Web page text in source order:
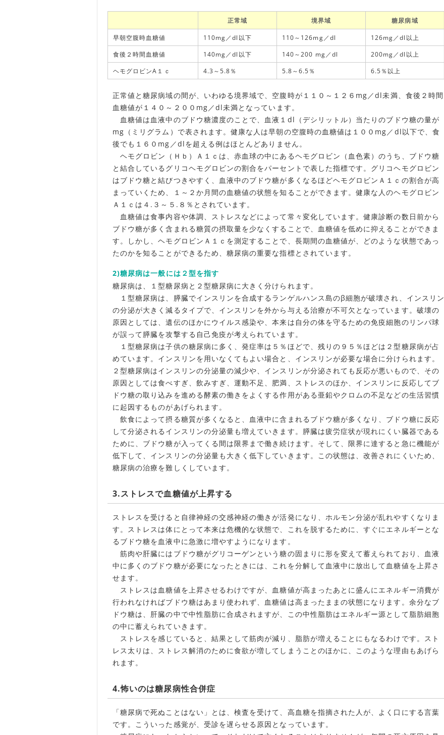
正常域 境界域
糖尿病域
早朝空腹時血糖値
110mg／dl以下 110～126mg／dl
126mg／dl以上
食後２時間血糖値
140mg／dl以下 140～200 mg／dl
200mg／dl以上
ヘモグロビンA１ｃ
4.3～5.8％ 5.8～6.5％ 6.5％以上
正常値と糖尿病域の間が、いわゆる境界域で、空腹時が１１０～１２６mg／dl未満、食後２時間
血糖値が１４０～２００mg／dl未満となっています。
血糖値は血液中のブドウ糖濃度のことで、血液１dl（デシリットル）当たりのブドウ糖の量が
mg（ミリグラム）で表されます。健康な人は早朝の空腹時の血糖値は１００mg／dl以下で、食
後でも１６０mg／dlを超える例はほとんどありません。
ヘモグロビン（Ｈｂ）Ａ１ｃは、赤血球の中にあるヘモグロビン（血色素）のうち、ブドウ糖
と結合しているグリコヘモグロビンの割合をパーセントで表した指標です。グリコヘモグロビン
はブドウ糖と結びつきやすく、血液中のブドウ糖が多くなるほどヘモグロビンＡ１ｃの割合が高
まっていくため、１～２か月間の血糖値の状態を知ることができます。健康な人のヘモグロビン
Ａ１ｃは４.３～５.８％とされています。
血糖値は食事内容や体調、ストレスなどによって常々変化しています。健康診断の数日前から
ブドウ糖が多く含まれる糖質の摂取量を少なくすることで、血糖値を低めに抑えることができま
す。しかし、ヘモグロビンＡ１ｃを測定することで、長期間の血糖値が、どのような状態であっ
たのかを知ることができるため、糖尿病の重要な指標とされています。
2)糖尿病は一般には２型を指す
糖尿病は、１型糖尿病と２型糖尿病に大きく分けられます。
１型糖尿病は、膵臓でインスリンを合成するランゲルハンス島のβ細胞が破壊され、インスリン
の分泌が大きく減るタイプで、インスリンを外から与える治療が不可欠となっています。破壊の
原因としては、遺伝のほかにウイルス感染や、本来は自分の体を守るための免疫細胞のリンパ球
が誤って膵臓を攻撃する自己免疫が考えられています。
１型糖尿病は子供の糖尿病に多く、発症率は５％ほどで、残りの９５％ほどは２型糖尿病が占
めています。インスリンを用いなくてもよい場合と、インスリンが必要な場合に分けられます。
２型糖尿病はインスリンの分泌量の減少や、インスリンが分泌されても反応が悪いもので、その
原因としては食べすぎ、飲みすぎ、運動不足、肥満、ストレスのほか、インスリンに反応してブ
ドウ糖の取り込みを進める酵素の働きをよくする作用がある亜鉛やクロムの不足などの生活習慣
に起因するものがあげられます。
飲食によって摂る糖質が多くなると、血液中に含まれるブドウ糖が多くなり、ブドウ糖に反応
して分泌されるインスリンの分泌量も増えていきます。膵臓は疲労症状が現れにくい臓器である
ために、ブドウ糖が入ってくる間は限界まで働き続けます。そして、限界に達すると急に機能が
低下して、インスリンの分泌量も大きく低下していきます。この状態は、改善されにくいため、
糖尿病の治療を難しくしています。
3.ストレスで血糖値が上昇する
ストレスを受けると自律神経の交感神経の働きが活発になり、ホルモン分泌が乱れやすくなりま
す。ストレスは体にとって本来は危機的な状態で、これを脱するために、すぐにエネルギーとな
るブドウ糖を血液中に急激に増やすようになります。
筋肉や肝臓にはブドウ糖がグリコーゲンという糖の固まりに形を変えて蓄えられており、血液
中に多くのブドウ糖が必要になったときには、これを分解して血液中に放出して血糖値を上昇さ
せます。
ストレスは血糖値を上昇させるわけですが、血糖値が高まったあとに盛んにエネルギー消費が
行われなければブドウ糖はあまり使われず、血糖値は高まったままの状態になります。余分なブ
ドウ糖は、肝臓の中で中性脂肪に合成されますが、この中性脂肪はエネルギー源として脂肪細胞
の中に蓄えられていきます。
ストレスを感じていると、結果として筋肉が減り、脂肪が増えることにもなるわけです。スト
レス太りは、ストレス解消のために食欲が増してしまうことのほかに、このような理由もあげら
れます。
4.怖いのは糖尿病性合併症
「糖尿病で死ぬことはない」とは、検査を受けて、高血糖を指摘された人が、よく口にする言葉
です。こういった感覚が、受診を遅らせる原因となっています。